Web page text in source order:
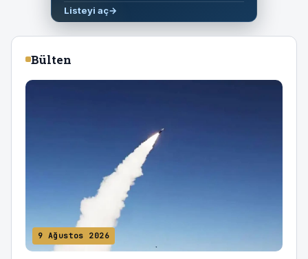
Listeyi aç→
Bülten
9 Ağustos 2026